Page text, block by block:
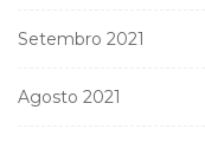
Setembro 2021
Agosto 2021